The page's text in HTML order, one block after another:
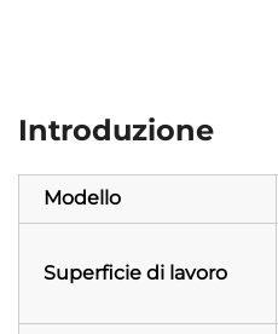
Introduzione
Modello
Superficie di lavoro